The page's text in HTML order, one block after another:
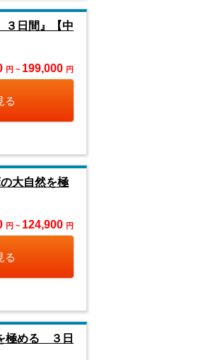
日間』【中
円 ~ 199,000 円
る
大自然を極
円 ~ 124,900 円
る
極める ３日